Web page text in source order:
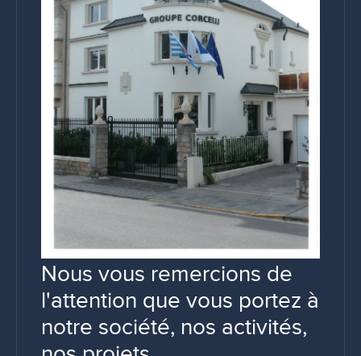
Nous vous remercions de
l'attention que vous portez à
notre société, nos activités,